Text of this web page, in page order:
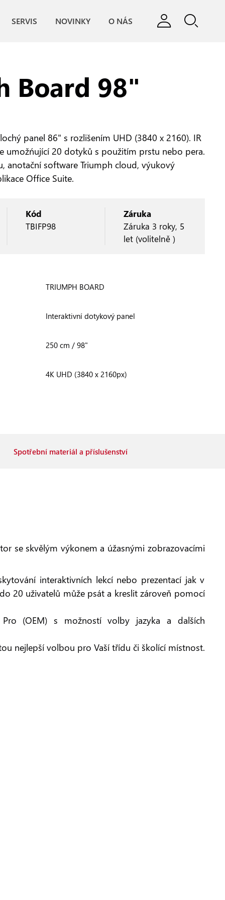
SERVIS NOVINKY O NÁS
Board 98"
panel 86" s rozlišením UHD (3840 x 2160). IR
umožńující 20 dotyků s použitím prstu nebo pera.
anotační software Triumph cloud, výukový
Office Suite.
Kód
TBIFP98
Záruka
Záruka 3 roky, 5
let (volitelně )
TRIUMPH BOARD
Interaktivní dotykový panel
250 cm / 98"
4K UHD (3840 x 2160px)
Spotřební materiál a příslušenství
se skvělým výkonem a úžasnými zobrazovacími
interaktivních lekcí nebo prezentací jak v
20 uživatelů může psát a kreslit zároveň pomocí
(OEM) s možností volby jazyka a dalších
nejlepší volbou pro Vaší třídu či školící místnost.